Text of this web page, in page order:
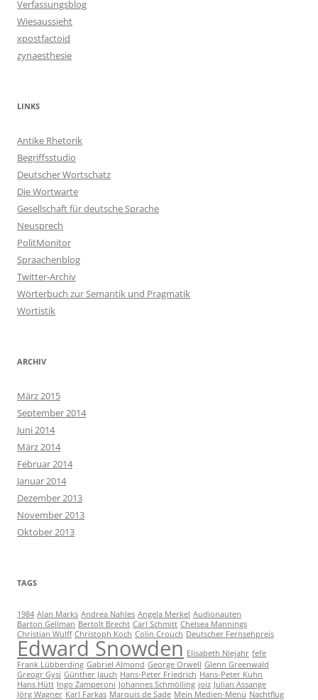
Verfassungsblog
Wiesaussieht
xpostfactoid
zynaesthesie
LINKS
Antike Rhetorik
Begriffsstudio
Deutscher Wortschatz
Die Wortwarte
Gesellschaft für deutsche Sprache
Neusprech
PolitMonitor
Spraachenblog
Twitter-Archiv
Wörterbuch zur Semantik und Pragmatik
Wortistik
ARCHIV
März 2015
September 2014
Juni 2014
März 2014
Februar 2014
Januar 2014
Dezember 2013
November 2013
Oktober 2013
TAGS
1984 Alan Marks Andrea Nahles Angela Merkel Audionauten
Barton Gellman Bertolt Brecht Carl Schmitt Chelsea Mannings
Christian Wulff Christoph Koch Colin Crouch Deutscher Fernsehpreis
Edward Snowden Elisabeth Niejahr fefe
Frank Lübberding Gabriel Almond George Orwell Glenn Greenwald
Greogr Gysi Günther Jauch Hans-Peter Friedrich Hans-Peter Kuhn
Hans Hütt Ingo Zamperoni Johannes Schmölling joiz Julian Assange
Jörg Wagner Karl Farkas Marquis de Sade Mein Medien-Menü Nachtflug